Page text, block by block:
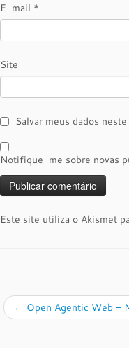
E-mail *
Site
Salvar meus dados
Notifique-me sobre novas
Este site utiliza o Akismet
← Open Agentic Web –